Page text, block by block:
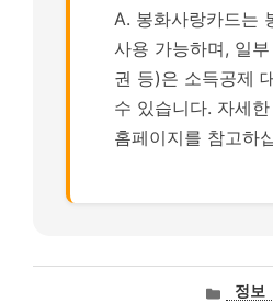
A. 봉화사랑카드는
사용 가능하며, 일
권 등)은 소득공제
수 있습니다. 자세
홈페이지를 참고하
카정보